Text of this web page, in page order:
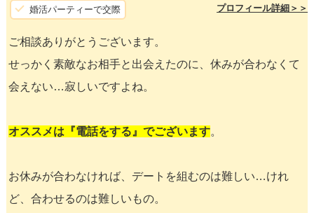
婚活パーティーで交際 プロフィール詳細＞＞
ご相談ありがとうございます。
せっかく素敵なお相手と出会えたのに、休みが合わなくて
会えない…寂しいですよね。
オススメは『電話をする』でございます。
お休みが合わなければ、デートを組むのは難しい…けれ
ど、合わせるのは難しいもの。